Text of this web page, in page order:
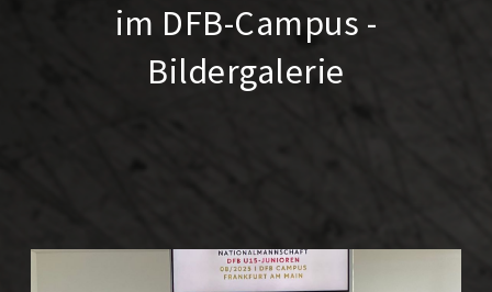
im DFB-Campus -
Bildergalerie